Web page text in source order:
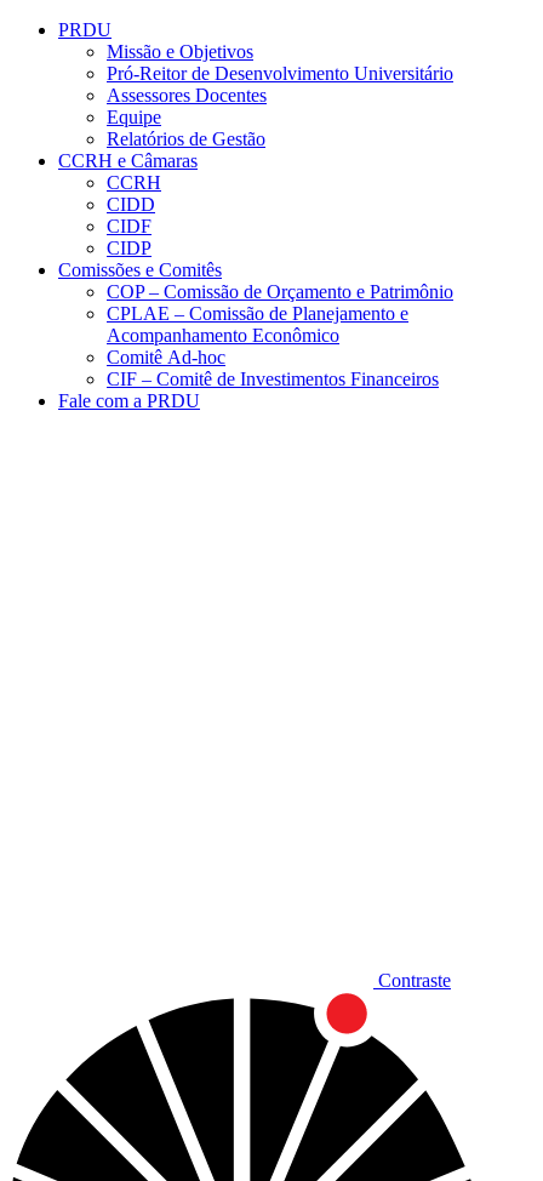
Conteúdo principal
PRDU
Missão e Objetivos
Pró-Reitor de Desenvolvimento Universitário
Assessores Docentes
Equipe
Relatórios de Gestão
CCRH e Câmaras
CCRH
CIDD
CIDF
CIDP
Comissões e Comitês
COP – Comissão de Orçamento e Patrimônio
CPLAE – Comissão de Planejamento e
Acompanhamento Econômico
Comitê Ad-hoc
CIF – Comitê de Investimentos Financeiros
Fale com a PRDU
Contraste